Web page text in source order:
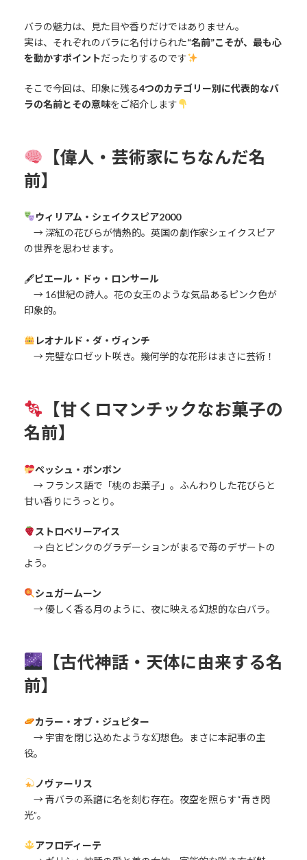
バラの魅力は、見た目や香りだけではありません。
実は、それぞれのバラに名付けられた“名前”こそが、最も心
を動かすポイントだったりするのです
そこで今回は、印象に残る4つのカテゴリー別に代表的なバ
ラの名前とその意味をご紹介します
【偉人・芸術家にちなんだ名
前】
ウィリアム・シェイクスピア2000
→ 深紅の花びらが情熱的。英国の劇作家シェイクスピア
の世界を思わせます。
🖋ピエール・ドゥ・ロンサール
→ 16世紀の詩人。花の女王のような気品あるピンク色が
印象的。
レオナルド・ダ・ヴィンチ
→ 完璧なロゼット咲き。幾何学的な花形はまさに芸術！
【甘くロマンチックなお菓子の
名前】
ペッシュ・ボンボン
→ フランス語で「桃のお菓子」。ふんわりした花びらと
甘い香りにうっとり。
ストロベリーアイス
→ 白とピンクのグラデーションがまるで苺のデザートの
よう。
シュガームーン
→ 優しく香る月のように、夜に映える幻想的な白バラ。
【古代神話・天体に由来する名
前】
カラー・オブ・ジュピター
→ 宇宙を閉じ込めたような幻想色。まさに本記事の主
役。
ノヴァーリス
→ 青バラの系譜に名を刻む存在。夜空を照らす“青き閃
光”。
アフロディーテ